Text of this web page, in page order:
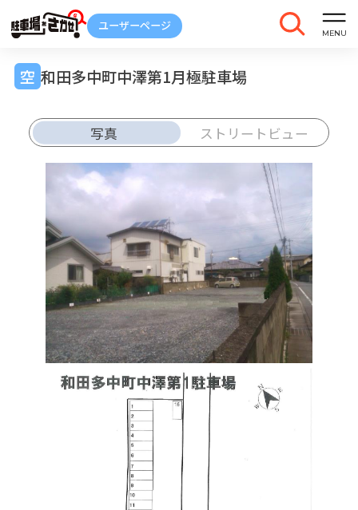
和田多中町中澤第1月極駐車場
写真 ストリートビュー
解約
車庫証明
発行
トラブル
報告
ご契約中の駐車場ページのボタン